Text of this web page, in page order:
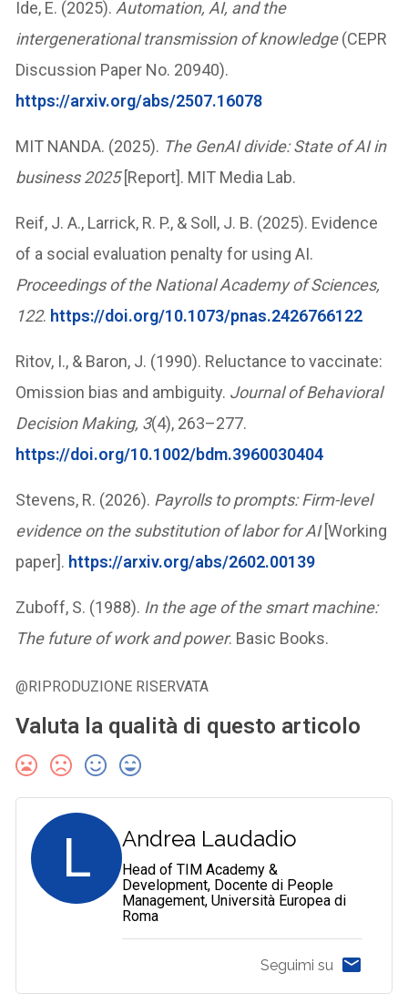
Ide, E. (2025). Automation, AI, and the
intergenerational transmission of knowledge(CEPR
Discussion Paper No. 20940).
https://arxiv.org/abs/2507.16078
MIT NANDA. (2025). The GenAI divide: State of AI in
business 2025[Report]. MIT Media Lab.
Reif, J. A., Larrick, R. P., & Soll, J. B. (2025). Evidence
of a social evaluation penalty for using AI.
Proceedings of the National Academy of Sciences,
122. https://doi.org/10.1073/pnas.2426766122
Ritov, I., & Baron, J. (1990). Reluctance to vaccinate:
Omission bias and ambiguity. Journal of Behavioral
Decision Making, 3(4), 263–277.
https://doi.org/10.1002/bdm.3960030404
Stevens, R. (2026). Payrolls to prompts: Firm-level
evidence on the substitution of labor for AI[Working
paper]. https://arxiv.org/abs/2602.00139
Zuboff, S. (1988). In the age of the smart machine:
The future of work and power. Basic Books.
@RIPRODUZIONE RISERVATA
Valuta la qualità di questo articolo
L Andrea Laudadio
Head of TIM Academy &
Development, Docente di People
Management, Università Europea di
Roma
Seguimi su